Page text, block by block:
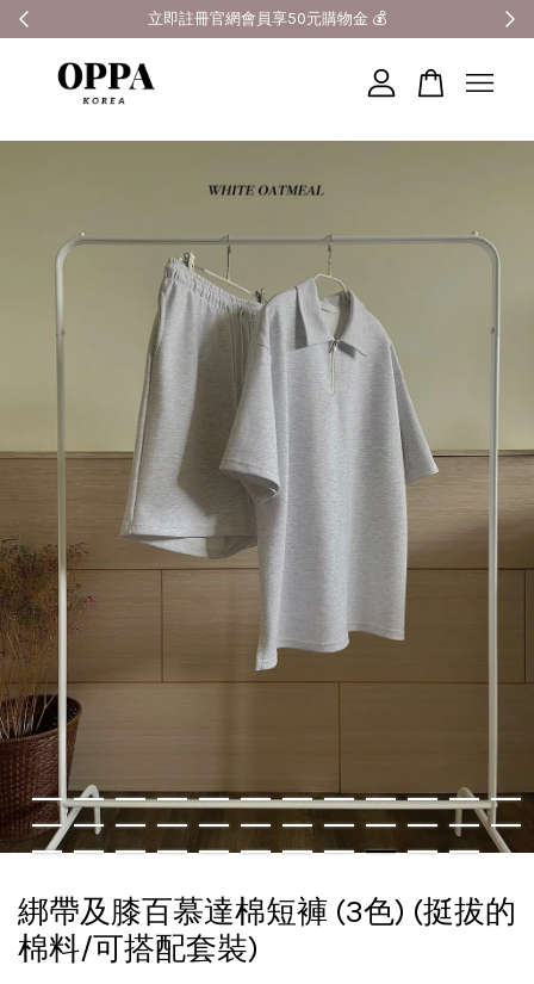
全館滿3000元超商免運 🚚
綁帶及膝百慕達棉短褲 (3色) (挺拔的
棉料/可搭配套裝)
繼續購物